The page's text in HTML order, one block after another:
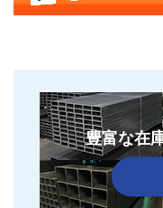
豊富な在